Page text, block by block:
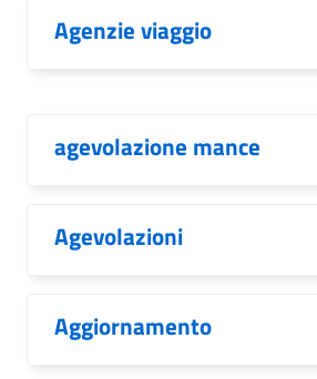
Agenzie viaggio
agevolazione mance
Agevolazioni
Aggiornamento